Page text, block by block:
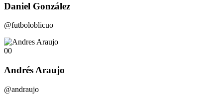
Daniel González
@futboloblicuo
00
Andrés Araujo
@andraujo